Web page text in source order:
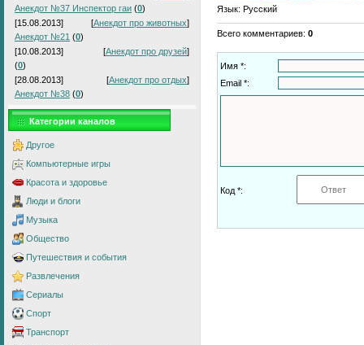
Анекдот №37 Инспектор гаи (0)
[15.08.2013]
[Анекдот про животных]
Анекдот №21 (0)
[10.08.2013]
[Анекдот про друзей]
(0)
[28.08.2013]
[Анекдот про отдых]
Анекдот №38 (0)
Категории каналов
Другое
Компьютерные игры
Красота и здоровье
Люди и блоги
Музыка
Общество
Путешествия и события
Развлечения
Сериалы
Спорт
Транспорт
Язык: Русский
Всего комментариев: 0
Имя *:
Email *:
Код *: